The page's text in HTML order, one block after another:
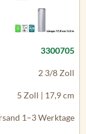
3300705
2 3/8 Zoll
5 Zoll | 17,9 cm
1–3 Werktage